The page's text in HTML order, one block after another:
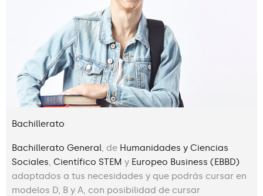
Bachillerato
Bachillerato General, de Humanidades y Ciencias
Sociales, Científico STEM y Europeo Business (EBBD)
adaptados a tus necesidades y que podrás cursar en
modelos D, B y A, con posibilidad de cursar